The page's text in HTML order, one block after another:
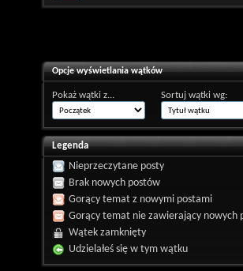
Opcje wyświetlania wątków
Pokaż wątki z... Sortuj wątki wg:
Legenda
Nieprzeczytane posty
Brak nowych postów
Gorący temat z nowymi postami
Gorący temat nie zawierający nowych
Wątek zamknięty
Udzielałeś się w tym wątku